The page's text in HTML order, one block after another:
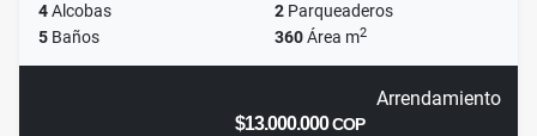
4Alcobas 2 Parqueaderos
5 Baños 360Área m2
Arrendamiento
$13.000.000COP